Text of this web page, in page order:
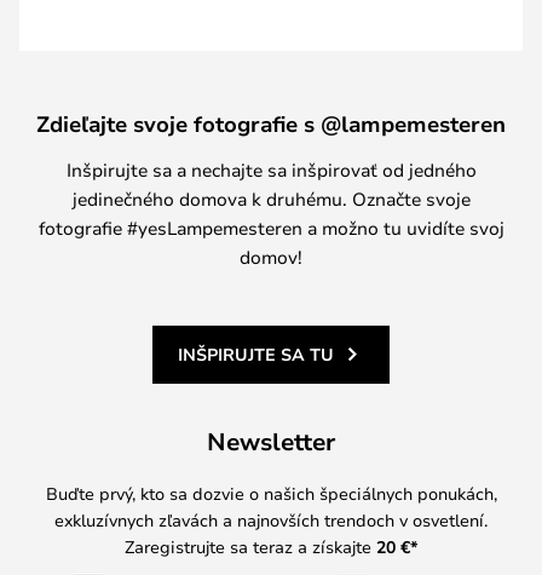
Zdieľajte svoje fotografie s @lampemesteren
Inšpirujte sa a nechajte sa inšpirovať od jedného
jedinečného domova k druhému. Označte svoje
fotografie #yesLampemesteren a možno tu uvidíte svoj
domov!
INŠPIRUJTE SA TU
Newsletter
Buďte prvý, kto sa dozvie o našich špeciálnych ponukách,
exkluzívnych zľavách a najnovších trendoch v osvetlení.
Zaregistrujte sa teraz a získajte 20 €*